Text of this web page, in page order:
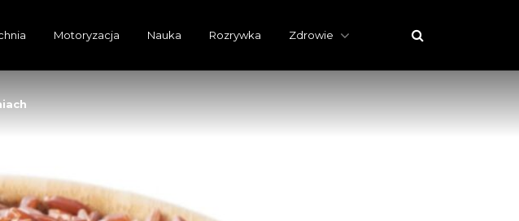
Motoryzacja Nauka Rozrywka Zdrowie